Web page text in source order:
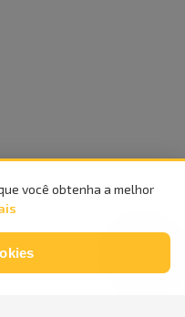
você obtenha a melhor